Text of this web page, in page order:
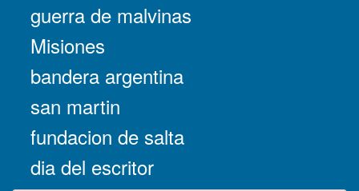
guerra de malvinas
Misiones
bandera argentina
san martin
fundacion de salta
dia del escritor